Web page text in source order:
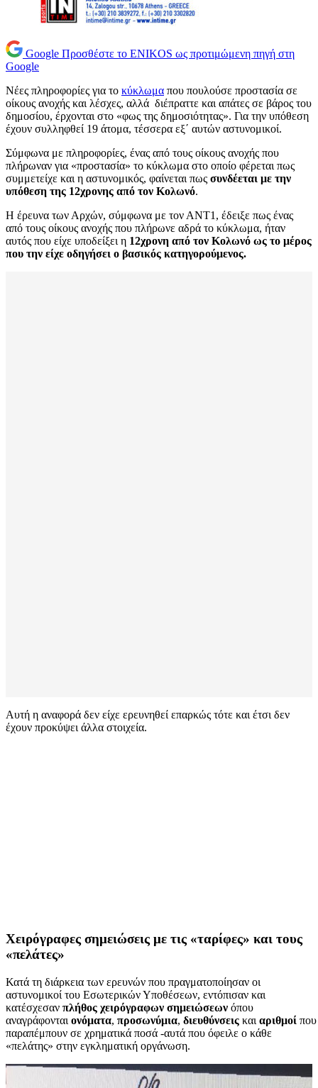
Google Προσθέστε το ENIKOS ως προτιμώμενη πηγή στη
Google
Νέες πληροφορίες για το κύκλωμα που πουλούσε προστασία σε
οίκους ανοχής και λέσχες, αλλά διέπραττε και απάτες σε βάρος του
δημοσίου, έρχονται στο «φως της δημοσιότητας». Για την υπόθεση
έχουν συλληφθεί 19 άτομα, τέσσερα εξ΄ αυτών αστυνομικοί.
Σύμφωνα με πληροφορίες, ένας από τους οίκους ανοχής που
πλήρωναν για «προστασία» το κύκλωμα στο οποίο φέρεται πως
συμμετείχε και η αστυνομικός, φαίνεται πως συνδέεται με την
υπόθεση της 12χρονης από τον Κολωνό.
Η έρευνα των Αρχών, σύμφωνα με τον ΑΝΤ1, έδειξε πως ένας
από τους οίκους ανοχής που πλήρωνε αδρά το κύκλωμα, ήταν
αυτός που είχε υποδείξει η 12χρονη από τον Κολωνό ως το μέρος
που την είχε οδηγήσει ο βασικός κατηγορούμενος.
Αυτή η αναφορά δεν είχε ερευνηθεί επαρκώς τότε και έτσι δεν
έχουν προκύψει άλλα στοιχεία.
Χειρόγραφες σημειώσεις με τις «ταρίφες» και τους
«πελάτες»
Κατά τη διάρκεια των ερευνών που πραγματοποίησαν οι
αστυνομικοί του Εσωτερικών Υποθέσεων, εντόπισαν και
κατέσχεσαν πλήθος χειρόγραφων σημειώσεων όπου
αναγράφονται ονόματα, προσωνύμια, διευθύνσεις και αριθμοί που
παραπέμπουν σε χρηματικά ποσά -αυτά που όφειλε ο κάθε
«πελάτης» στην εγκληματική οργάνωση.